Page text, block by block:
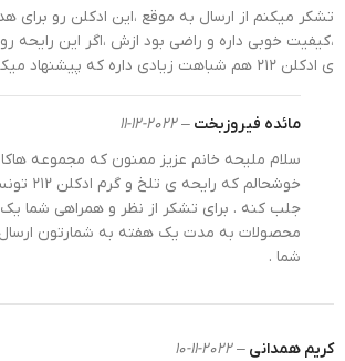
ساده برای داشتن رایحه‌ی عطرهای مشهور را
تولید نزدیک به 500 رایحه از
خوشبوترین
بهترین ادکلن‌های مردانهدنیا در یک جا و با
کالکشن، دسترسی شما به این عطرها را
برند اسمارت کالکشن خود را تابع قانون
به همین دلیل هم جعبه و هم بطری
متفاوت از برند اصلی طراحی کرده است.
کالکشن های 100 میل دارای بطری
تقریبا مربع هستند و مایع رنگی درون
مینیاتوری 25 میل اسمارت کالکشن که
تشکر میکنم از ارسال به موقع ،این ادکلن رو برای
،کیفیت خوبی داره و راضی بود ازش ،اگر این رایحه
ی ادکلن ۲۱۲ هم شباهت زیادی داره که پیشنهاد میکنم امتحانش کنید
مائده فیروزبخت –
2022-12-11
سلام ملیحه خانم عزیز ممنون که مجموعه
خوشحالم
جلب کنه . برای تشکر از نظر و همراهی شما
محصولات به مدت یک هفته به شمارتون
شما .
کریم همدانی –
2022-11-10